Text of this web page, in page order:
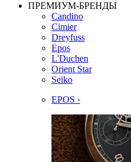
ПРЕМИУМ-БРЕНДЫ
Candino
Cimier
Dreyfuss
Epos
L'Duchen
Orient Star
Seiko
EPOS ›